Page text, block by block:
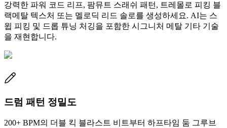
강력한 파워 코드 리프, 팜뮤트 스래쉬 패턴, 트레몰로 피킹 블
랙메탈 텍스처 또는 멜로딕 리드 솔로를 생성하세요. AI는 스
윕 피킹 및 드롭 튜닝 처깅을 포함한 시그니처 메탈 기타 기술
을 재현합니다.
드럼 패턴 정밀도
200+ BPM의 더블 킥 블라스트 비트부터 하프타임 둠 그루브